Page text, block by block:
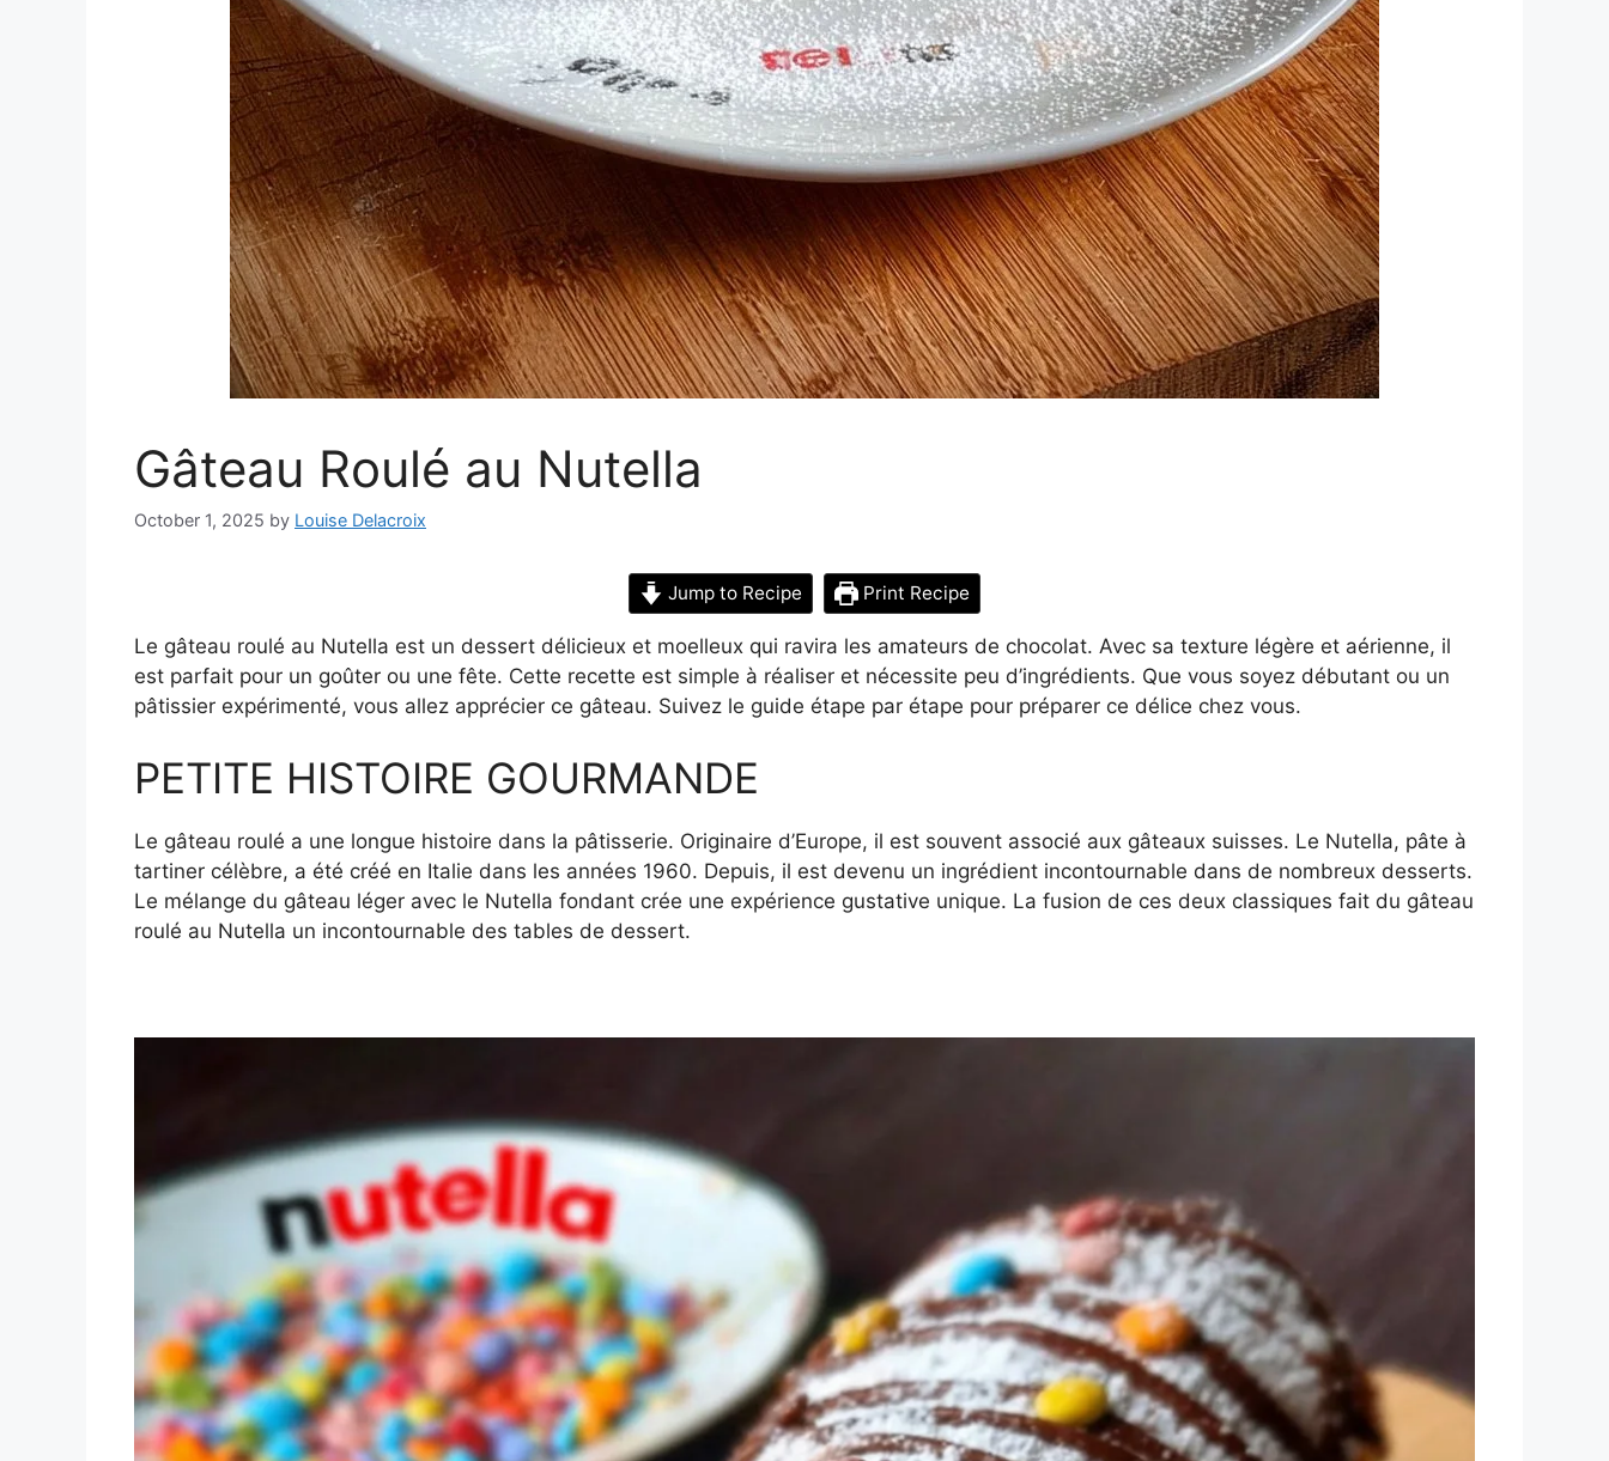
Gâteau Roulé au Nutella
October 1, 2025 by Louise Delacroix
Jump to Recipe Print Recipe
Le gâteau roulé au Nutella est un dessert délicieux et moelleux qui ravira les amateurs de chocolat. Avec sa texture légère et aérienne, il
est parfait pour un goûter ou une fête. Cette recette est simple à réaliser et nécessite peu d’ingrédients. Que vous soyez débutant ou un
pâtissier expérimenté, vous allez apprécier ce gâteau. Suivez le guide étape par étape pour préparer ce délice chez vous.
PETITE HISTOIRE GOURMANDE
Le gâteau roulé a une longue histoire dans la pâtisserie. Originaire d’Europe, il est souvent associé aux gâteaux suisses. Le Nutella, pâte à
tartiner célèbre, a été créé en Italie dans les années 1960. Depuis, il est devenu un ingrédient incontournable dans de nombreux desserts.
Le mélange du gâteau léger avec le Nutella fondant crée une expérience gustative unique. La fusion de ces deux classiques fait du gâteau
roulé au Nutella un incontournable des tables de dessert.